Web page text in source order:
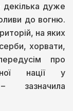
декілька дуже
до вогню.
на яких
хорвати,
про
нації у
зазначила